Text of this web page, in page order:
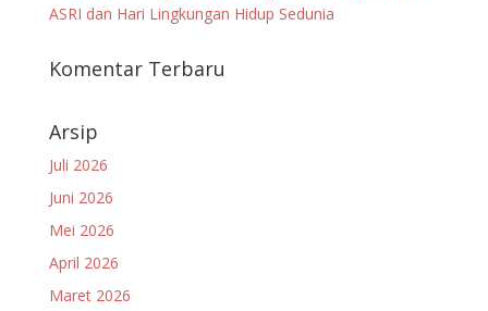
ASRI dan Hari Lingkungan Hidup Sedunia
Komentar Terbaru
Arsip
Juli 2026
Juni 2026
Mei 2026
April 2026
Maret 2026